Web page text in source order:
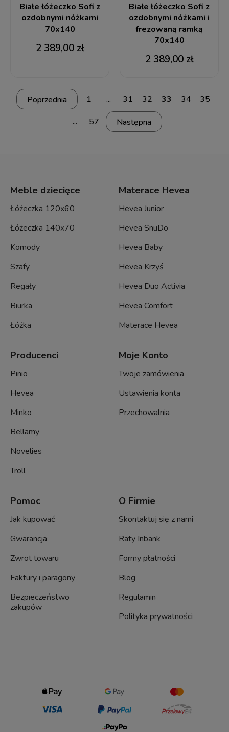
Białe łóżeczko Sofi z
ozdobnymi nóżkami
70x140
2 389,00 zł
Białe łóżeczko Sofi z
ozdobnymi nóżkami i
frezowaną ramką
70x140
2 389,00 zł
1 ... 31 32 33 34
35
...
57
Meble dziecięce
Łóżeczka 120x60
Łóżeczka 140x70
Komody
Szafy
Regały
Biurka
Łóżka
Materace Hevea
Hevea Junior
Hevea SnuDo
Hevea Baby
Hevea Krzyś
Hevea Duo Activia
Hevea Comfort
Materace Hevea
Producenci
Pinio
Hevea
Minko
Bellamy
Novelies
Troll
Moje Konto
Twoje zamówienia
Ustawienia konta
Przechowalnia
Pomoc
Jak kupować
Gwarancja
Zwrot towaru
Faktury i paragony
Bezpieczeństwo
zakupów
O Firmie
Skontaktuj się z nami
Raty Inbank
Formy płatności
Blog
Regulamin
Polityka prywatności